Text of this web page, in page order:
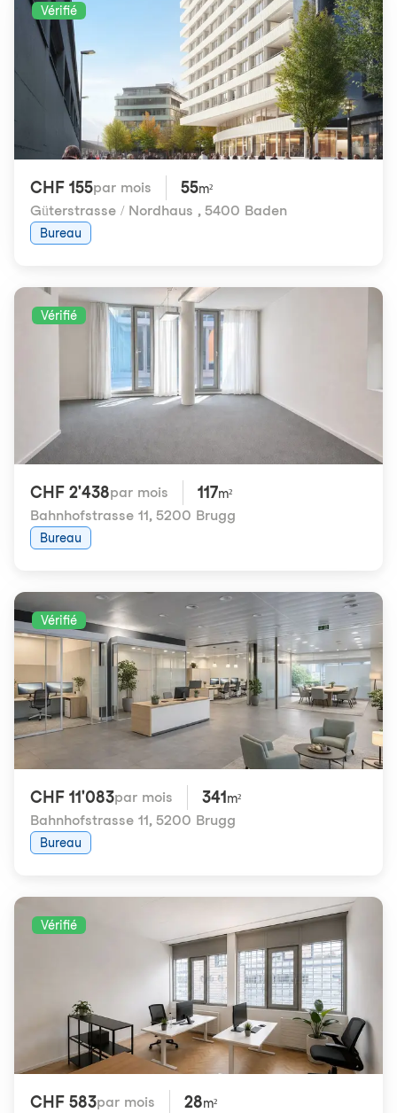
Vérifié
CHF 155par mois 55m²
Güterstrasse / Nordhaus , 5400 Baden
Bureau
Vérifié
CHF 2'438par mois 117m²
Bahnhofstrasse 11, 5200 Brugg
Bureau
Vérifié
CHF 11'083par mois 341 m²
Bahnhofstrasse 11, 5200 Brugg
Bureau
Vérifié
CHF 583par mois 28m²